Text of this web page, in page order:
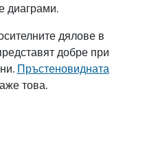
диаграми.
дялове в
добре при
Пръстеновидната
това.